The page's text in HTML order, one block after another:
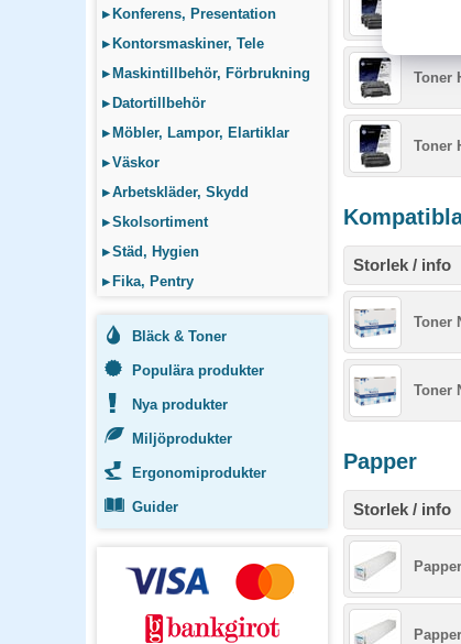
▸ Konferens, Presentation
▸ Kontorsmaskiner, Tele
▸ Maskintillbehör, Förbrukning
▸ Datortillbehör
▸ Möbler, Lampor, Elartiklar
▸Väskor
▸Arbetskläder, Skydd
▸Skolsortiment
▸Städ, Hygien
▸ Fika, Pentry
Bläck & Toner
Populära produkter
Nya produkter
Miljöprodukter
Ergonomiprodukter
Guider
Toner
Toner
Storlek / info
Toner
Toner
Papper
Storlek / info